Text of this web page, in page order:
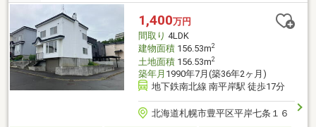
ます ━━━━━・・・物件の詳細・ご相談はお気軽にお問い合わ
せください。
1,400万円
間取り 4LDK
建物面積156.53m2
土地面積156.53m2
築年月 1990年7月(築36年2ヶ月)
地下鉄南北線 南平岸駅 徒歩17分
北海道札幌市豊平区平岸七条１６